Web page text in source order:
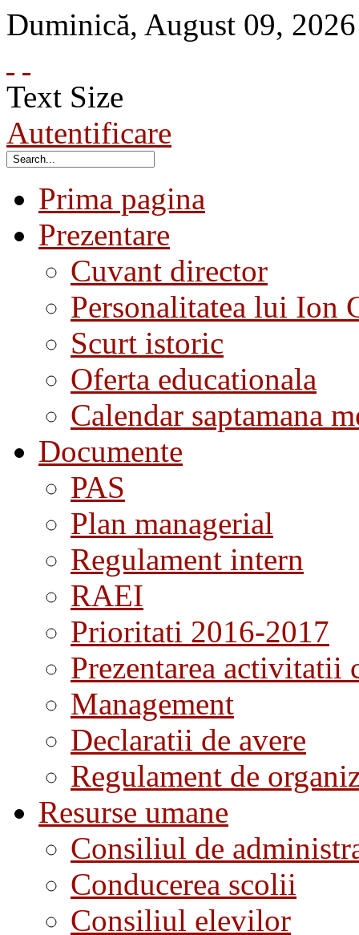
Duminică, August 09, 2026
Text Size
Autentificare
Prima pagina
Prezentare
Cuvant director
Personalitatea lui Ion
Scurt istoric
Oferta educationala
Calendar saptamana
Documente
PAS
Plan managerial
Regulament intern
RAEI
Prioritati 2016-2017
Prezentarea activitatii
Management
Declaratii de avere
Regulament de
Resurse umane
Consiliul de
Conducerea scolii
Consiliul elevilor